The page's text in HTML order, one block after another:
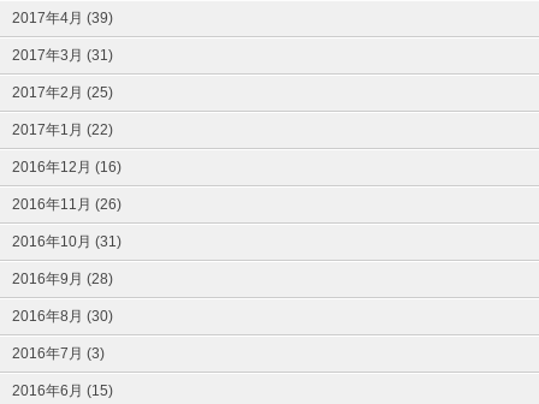
2017年4月 (39)
2017年3月 (31)
2017年2月 (25)
2017年1月 (22)
2016年12月 (16)
2016年11月 (26)
2016年10月 (31)
2016年9月 (28)
2016年8月 (30)
2016年7月 (3)
2016年6月 (15)